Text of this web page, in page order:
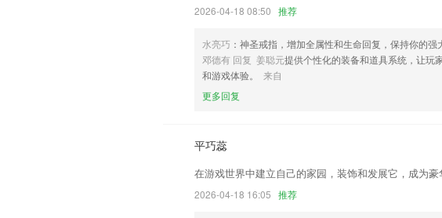
优化用户隐私合规问题
优化推送功能,添加偏好设置;
联系我们
以上就是天天彩票选四的介绍，如果您喜欢这款软件，您可
2026-04-18 08:50 推荐
水亮巧 ：神圣戒指，增加全属性和生命回复，保持你的强
邓德有 回复 姜聪元提供个性化的装备和道具系统，让玩
和游戏体验。
来自
更多回复
平巧蕊
在游戏世界中建立自己的家园，装饰和发展它，成为豪
2026-04-18 16:05 推荐